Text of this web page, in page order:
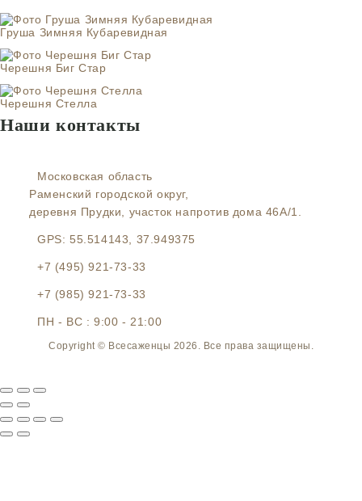
Груша Зимняя Кубаревидная
Черешня Биг Стар
Черешня Стелла
Наши контакты
Московская область
Раменский городской округ,
деревня Прудки, участок напротив дома 46А/1.
GPS: 55.514143, 37.949375
+7 (495) 921-73-33
+7 (985) 921-73-33
ПН - ВС : 9:00 - 21:00
Copyright © Всесаженцы 2026. Все права защищены.